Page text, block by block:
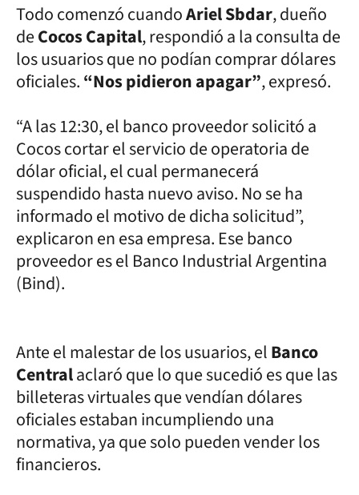
Todo comenzó cuandoAriel Sbdar, dueño
deCocos Capital, respondió a la consulta de
los usuarios que no podían comprar dólares
oficiales.“Nos pidieron apagar”, expresó.
“A las 12:30, el banco proveedor solicitó a
Cocos cortar el servicio de operatoria de
dólar oficial, el cual permanecerá
suspendido hasta nuevo aviso. No se ha
informado el motivo de dicha solicitud”,
explicaron en esa empresa. Ese banco
proveedor es el Banco Industrial Argentina
(Bind).
Ante el malestar de los usuarios, elBanco
Centralaclaró que lo que sucedió es que las
billeteras virtuales que vendían dólares
oficiales estaban incumpliendo una
normativa, ya que solo pueden vender los
financieros.